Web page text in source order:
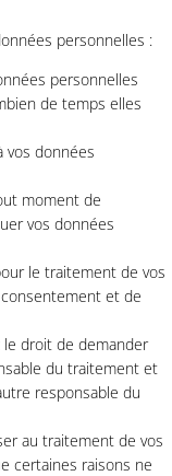
personnelles :
personnelles
de temps elles
vos données
moment de
vos données
le traitement de vos
et de
le droit de demander
du traitement et
responsable du
au traitement de vos
certaines raisons ne